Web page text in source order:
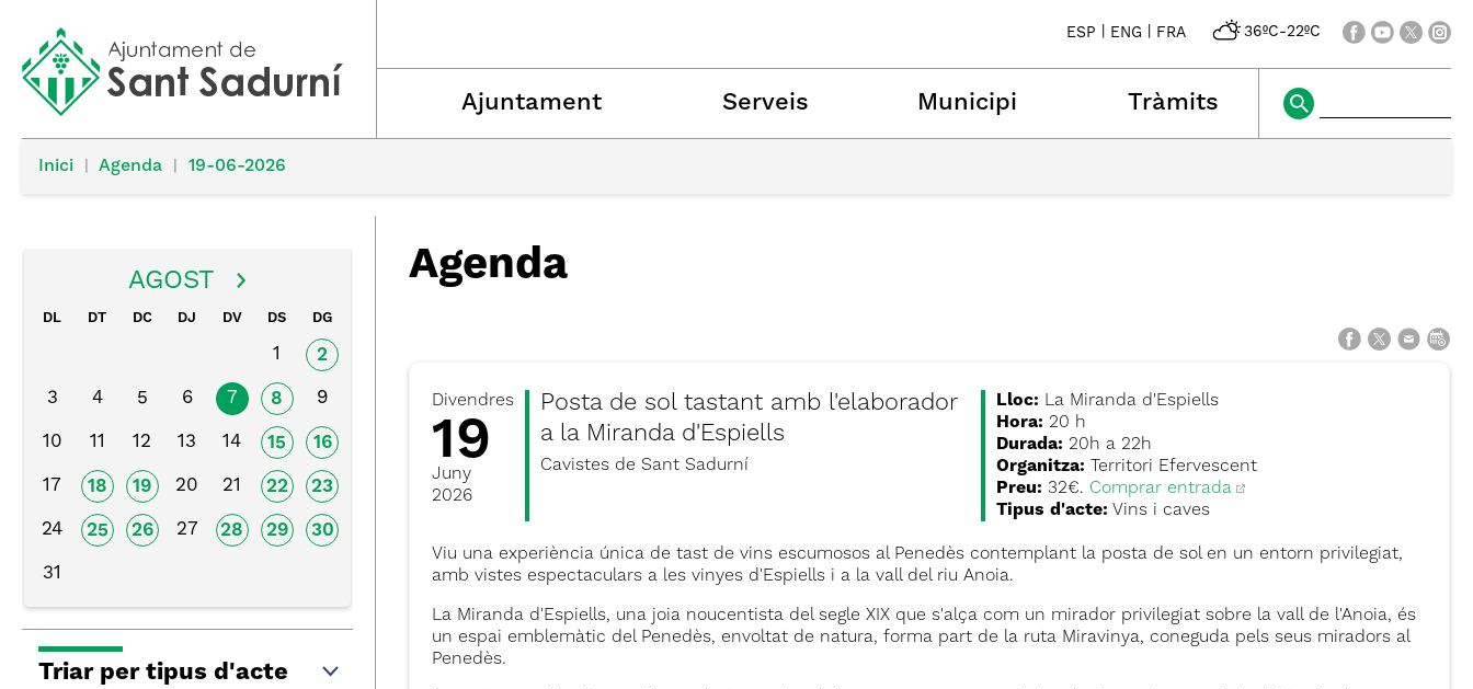
ESP ENG FRA 36ºC-22ºC
Ajuntament Serveis Municipi Tràmits
Inici Agenda 19-06-2026
AGOST
DL DT DC DJ DV DS DG
1 2
3 4 5 6 7 8 9
10 11 12 13 14 15 16
17 18 19 20 21 22 23
24 25 26 27 28 29 30
31
Triar per tipus d'acte
Agenda
Divendres
19
Juny
2026
Posta de sol tastant amb l'elaborador
a la Miranda d'Espiells
Cavistes de Sant Sadurní
Lloc: La Miranda d'Espiells
Hora: 20 h
Durada: 20h a 22h
Organitza:
Territori Efervescent
Preu: 32€. Comprar entrada
Tipus d'acte: Vins i caves
Viu una experiència única de tast de vins escumosos al Penedès contemplant la posta de sol en un entorn privilegiat,
amb vistes espectaculars a les vinyes d'Espiells i a la vall del riu Anoia.
La Miranda d'Espiells, una joia noucentista del segle XIX que s'alça com un mirador privilegiat sobre la vall de l'Anoia, és
un espai emblemàtic del Penedès, envoltat de natura, forma part de la ruta Miravinya, coneguda pels seus miradors al
Penedès.